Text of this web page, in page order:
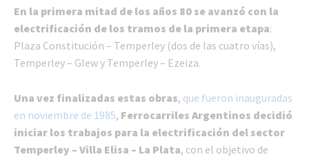
En la primera mitad de los años 80 se avanzó con la
electrificación de los tramos de la primera etapa:
Plaza Constitución – Temperley (dos de las cuatro vías),
Temperley – Glew y Temperley – Ezeiza.
Una vez finalizadas estas obras, que fueron inauguradas
en noviembre de 1985, Ferrocarriles Argentinos decidió
iniciar los trabajos para la electrificación del sector
Temperley – Villa Elisa – La Plata, con el objetivo de